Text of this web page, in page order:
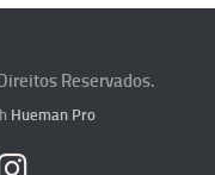
Reservados.
Hueman Pro